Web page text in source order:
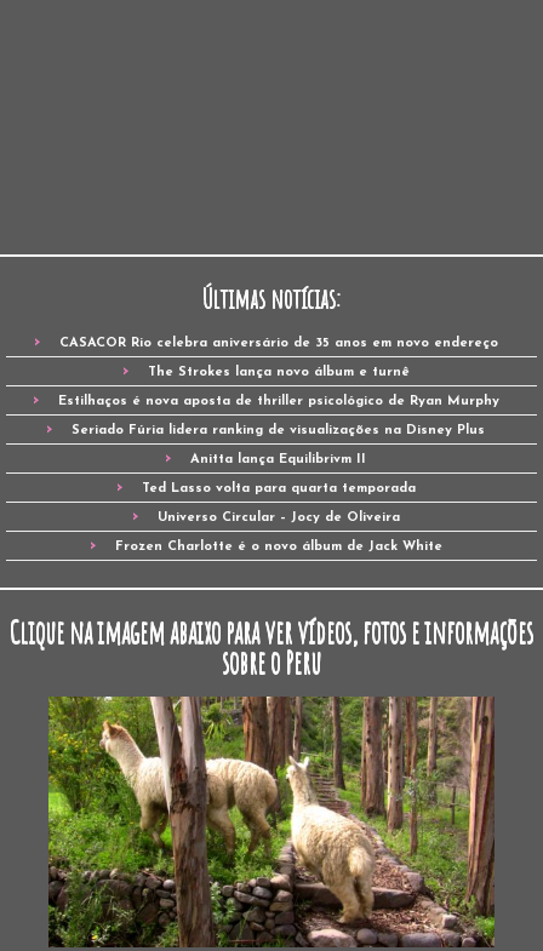
Últimas notícias:
CASACOR Rio celebra aniversário de 35 anos em novo endereço
The Strokes lança novo álbum e turnê
Estilhaços é nova aposta de thriller psicológico de Ryan Murphy
Seriado Fúria lidera ranking de visualizações na Disney Plus
Anitta lança Equilibrivm II
Ted Lasso volta para quarta temporada
Universo Circular – Jocy de Oliveira
Frozen Charlotte é o novo álbum de Jack White
Clique na imagem abaixo para ver vídeos, fotos e informações
sobre o Peru